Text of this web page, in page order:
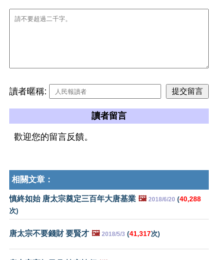
讀者暱稱:
讀者留言
歡迎您的留言反饋。
相關文章：
慎終如始 唐太宗奠定三百年大唐基業 🖼️ 2018/6/20 (40,288
次)
唐太宗不要錢財 要賢才 🖼️ 2018/5/3 (41,317次)